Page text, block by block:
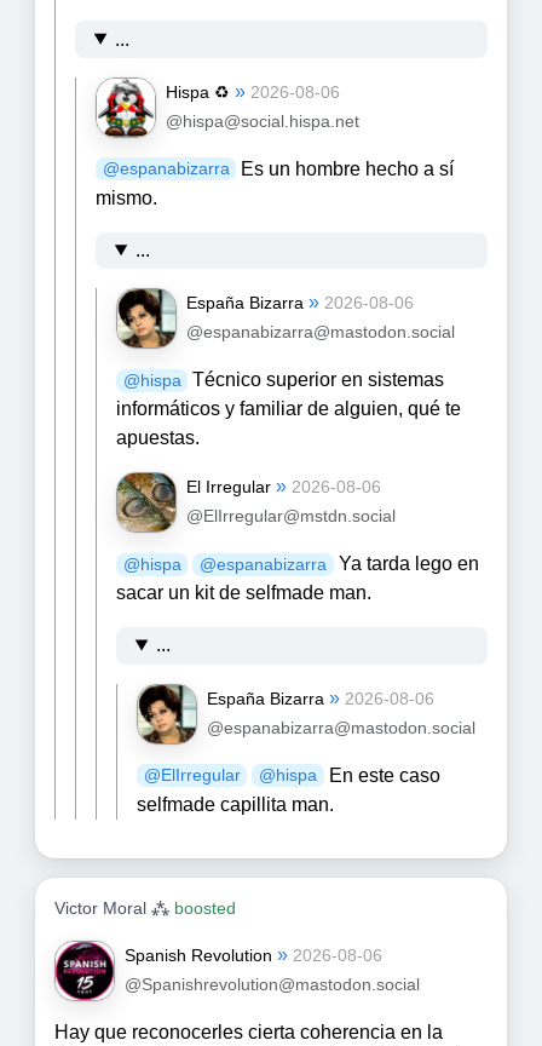
...
Hispa ♻️ » 2026-08-06
@hispa@social.hispa.net
@espanabizarra
Es un hombre hecho a sí
mismo.
...
España Bizarra » 2026-08-06
@espanabizarra@mastodon.social
@hispa
Técnico superior en sistemas
informáticos y familiar de alguien, qué te
apuestas.
El Irregular » 2026-08-06
@ElIrregular@mstdn.social
@hispa @espanabizarra Ya tarda lego en
sacar un kit de selfmade man.
...
España Bizarra » 2026-08-06
@espanabizarra@mastodon.social
@ElIrregular @hispa En este caso
selfmade capillita man.
Victor Moral ⁂boosted
Spanish Revolution » 2026-08-06
@Spanishrevolution@mastodon.social
Hay que reconocerles cierta coherencia en la